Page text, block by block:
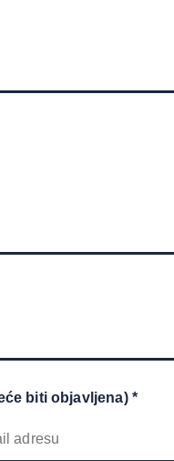
biti objavljena) *